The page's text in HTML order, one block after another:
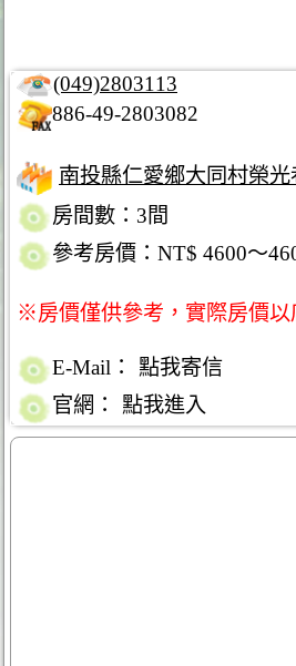
(049)2803113
886-49-2803082
南投縣仁愛鄉大同村榮光
房間數：3間
參考房價：NT$ 4600～
※房價僅供參考，實際房價
E-Mail：
點我寄信
官網：
點我進入